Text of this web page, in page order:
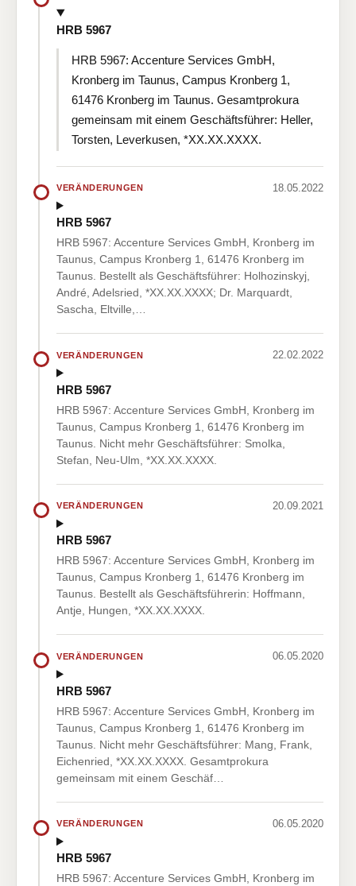
HRB 5967
HRB 5967: Accenture Services GmbH,
Kronberg im Taunus, Campus Kronberg 1,
61476 Kronberg im Taunus. Gesamtprokura
gemeinsam mit einem Geschäftsführer: Heller,
Torsten, Leverkusen, *XX.XX.XXXX.
VERÄNDERUNGEN 18.05.2022
HRB 5967
HRB 5967: Accenture Services GmbH, Kronberg im
Taunus, Campus Kronberg 1, 61476 Kronberg im
Taunus. Bestellt als Geschäftsführer: Holhozinskyj,
André, Adelsried, *XX.XX.XXXX; Dr. Marquardt,
Sascha, Eltville,…
VERÄNDERUNGEN 22.02.2022
HRB 5967
HRB 5967: Accenture Services GmbH, Kronberg im
Taunus, Campus Kronberg 1, 61476 Kronberg im
Taunus. Nicht mehr Geschäftsführer: Smolka,
Stefan, Neu-Ulm, *XX.XX.XXXX.
VERÄNDERUNGEN 20.09.2021
HRB 5967
HRB 5967: Accenture Services GmbH, Kronberg im
Taunus, Campus Kronberg 1, 61476 Kronberg im
Taunus. Bestellt als Geschäftsführerin: Hoffmann,
Antje, Hungen, *XX.XX.XXXX.
VERÄNDERUNGEN 06.05.2020
HRB 5967
HRB 5967: Accenture Services GmbH, Kronberg im
Taunus, Campus Kronberg 1, 61476 Kronberg im
Taunus. Nicht mehr Geschäftsführer: Mang, Frank,
Eichenried, *XX.XX.XXXX. Gesamtprokura
gemeinsam mit einem Geschäf…
VERÄNDERUNGEN 06.05.2020
HRB 5967
HRB 5967: Accenture Services GmbH, Kronberg im